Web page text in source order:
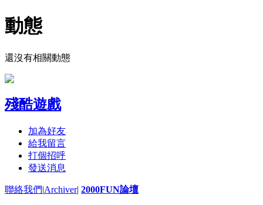
動態
還沒有相關動態
殘酷遊戲
加為好友
給我留言
打個招呼
發送消息
聯絡我們|Archiver| 2000FUN論壇